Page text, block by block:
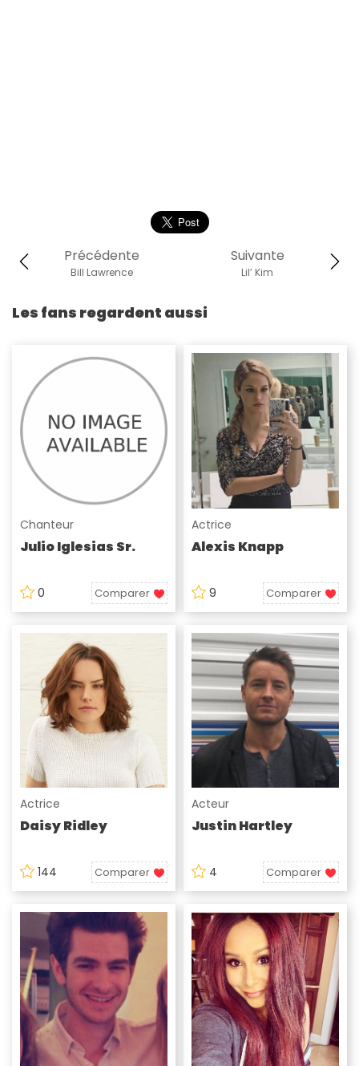
Suivante
Lil’ Kim
Précédente
Bill Lawrence
Les fans regardent aussi
Chanteur
Julio Iglesias Sr.
0 Comparer
Actrice
Alexis Knapp
9 Comparer
Actrice
Daisy Ridley
144 Comparer
Acteur
Justin Hartley
4 Comparer